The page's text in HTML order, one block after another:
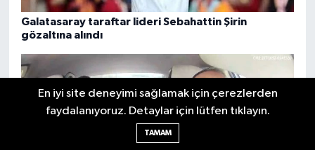
Galatasaray taraftar lideri Sebahattin Şirin
gözaltına alındı
En iyi site deneyimi sağlamak için çerezlerden
faydalanıyoruz. Detaylar için lütfen tıklayın.
TAMAM